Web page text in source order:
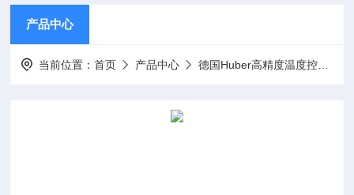
产品中心
当前位置：首页 产品中心 德国Huber高精度温度控制器